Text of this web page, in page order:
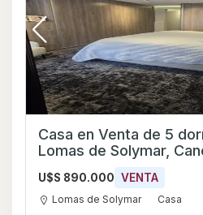
Casa en Venta de 5
Lomas de Solymar,
U$S 890.000 VENTA
Lomas de Solymar Casa